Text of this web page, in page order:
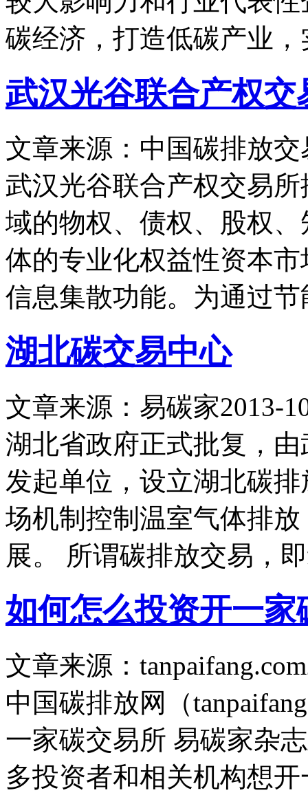
碳经济，打造低碳产业，
武汉光谷联合产权
文章来源：中国碳排放交
武汉光谷联合产权交易
域的物权、债权、股权
体的专业化权益性资本
信息集散功能。为通过节
湖北碳交易中心
文章来源：易碳家2013-
湖北省政府正式批复，
发起单位，设立湖北碳
场机制控制温室气体排
展。 所谓碳排放交易，
如何怎么投资开一家
文章来源：tanpaifang.com
中国碳排放网（
一家碳交易所 易碳家杂
多投资者和相关机构想